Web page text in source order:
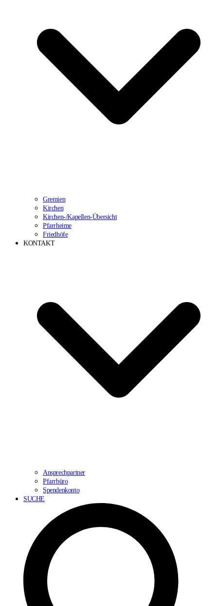
Gremien
Kirchen
Kirchen-/Kapellen-Übersicht
Pfarrheime
Friedhöfe
KONTAKT
Ansprechpartner
Pfarrbüro
Spendenkonto
SUCHE